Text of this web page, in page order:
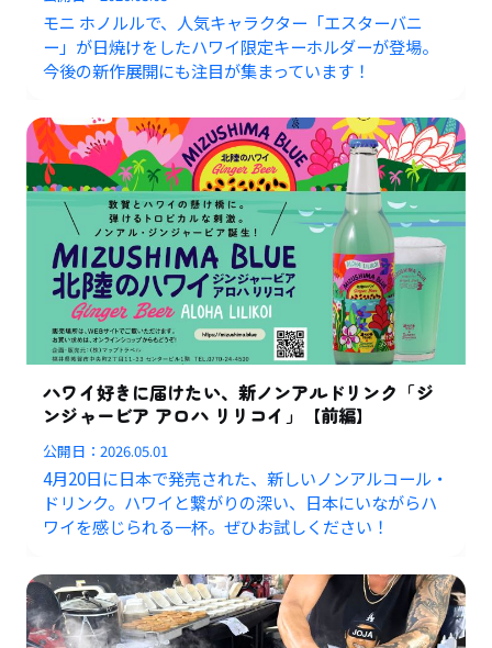
モニ ホノルルで、人気キャラクター「エスターバニ
ー」が日焼けをしたハワイ限定キーホルダーが登場。
今後の新作展開にも注目が集まっています！
ハワイ好きに届けたい、新ノンアルドリンク「ジ
ンジャービア アロハ リリコイ」【前編】
公開日：2026.05.01
4月20日に日本で発売された、新しいノンアルコール・
ドリンク。ハワイと繋がりの深い、日本にいながらハ
ワイを感じられる一杯。ぜひお試しください！